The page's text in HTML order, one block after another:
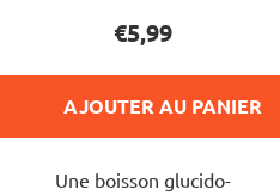
produit
est
de
sur
€5,99
AJOUTER AU PANIER
Une boisson glucido-